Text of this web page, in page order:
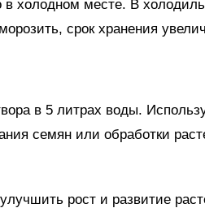
в холодном месте. В
срок хранения
в 5 литрах воды.
семян или обработки
рост и развитие